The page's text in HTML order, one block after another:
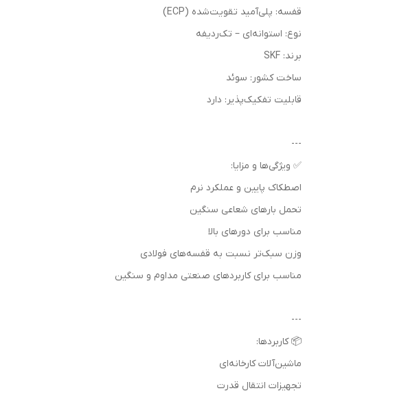
قفسه: پلی‌آمید تقویت‌شده (ECP)
نوع: استوانه‌ای – تک‌ردیفه
برند: SKF
ساخت کشور: سوئد
قابلیت تفکیک‌پذیر: دارد
---
✅ ویژگی‌ها و مزایا:
اصطکاک پایین و عملکرد نرم
تحمل بارهای شعاعی سنگین
مناسب برای دورهای بالا
وزن سبک‌تر نسبت به قفسه‌های فولادی
مناسب برای کاربردهای صنعتی مداوم و سنگین
---
📦 کاربردها:
ماشین‌آلات کارخانه‌ای
تجهیزات انتقال قدرت